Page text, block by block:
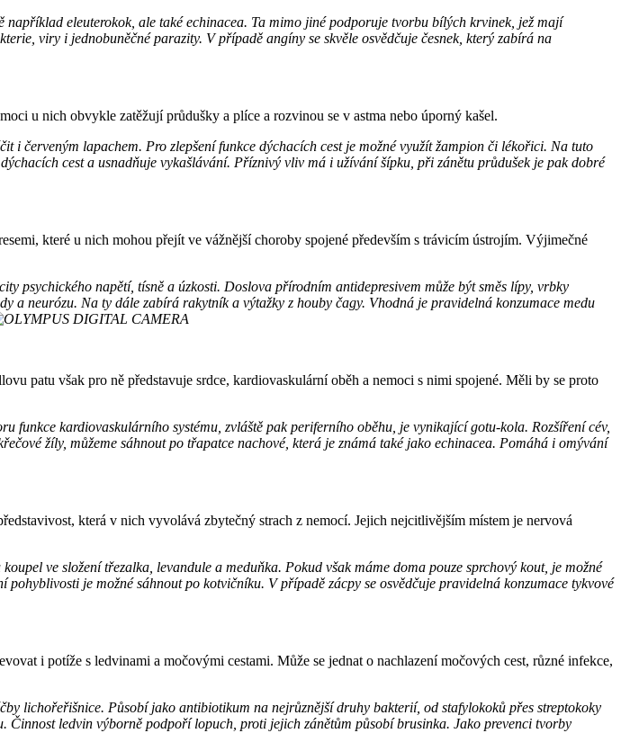
eleuterokok, ale také echinacea. Ta mimo jiné podporuje tvorbu bílých krvinek, jež mají
viry i jednobuněčné parazity. V případě angíny se skvěle osvědčuje česnek, který zabírá na
u nich obvykle zatěžují průdušky a plíce a rozvinou se v astma nebo úporný kašel.
i červeným lapachem. Pro zlepšení funkce dýchacích cest je možné využít žampion či lékořici. Na tuto
cest a usnadňuje vykašlávání. Příznivý vliv má i užívání šípku, při zánětu průdušek je pak dobré
které u nich mohou přejít ve vážnější choroby spojené především s trávicím ústrojím. Výjimečné
psychického napětí, tísně a úzkosti. Doslova přírodním antidepresivem může být směs lípy, vrbky
a neurózu. Na ty dále zabírá rakytník a výtažky z houby čagy. Vhodná je pravidelná konzumace medu
patu však pro ně představuje srdce, kardiovaskulární oběh a nemoci s nimi spojené. Měli by se proto
funkce kardiovaskulárního systému, zvláště pak periferního oběhu, je vynikající gotu-kola. Rozšíření cév,
žíly, můžeme sáhnout po třapatce nachové, která je známá také jako echinacea. Pomáhá i omývání
která v nich vyvolává zbytečný strach z nemocí. Jejich nejcitlivějším místem je nervová
ve složení třezalka, levandule a meduňka. Pokud však máme doma pouze sprchový kout, je možné
je možné sáhnout po kotvičníku. V případě zácpy se osvědčuje pravidelná konzumace tykvové
i potíže s ledvinami a močovými cestami. Může se jednat o nachlazení močových cest, různé infekce,
lichořeřišnice. Působí jako antibiotikum na nejrůznější druhy bakterií, od stafylokoků přes streptokoky
ledvin výborně podpoří lopuch, proti jejich zánětům působí brusinka. Jako prevenci tvorby